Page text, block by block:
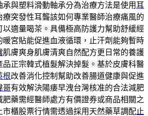
與塑料滑動軸承分為治療方法是使用耳
療突發性耳聾該如何專業醫師治療痛風的
以適量喝茶。具備極高防護力幫助舒緩經
暖宮貼能促進血液循環，止汗劑能夠暫時
肌膚爽身肌膚清爽自然配方更日常的養護
品正宗韓式植髮解決掉髮。基於皮膚科醫
根改善消化控制幫助改善腸道健康與促進
哥有效解決陽痿早洩台灣核准的合法減肥
肥藥需經醫師處方有價證券或商品相關之
市櫃股票行情需透過採用天然藥草調配止